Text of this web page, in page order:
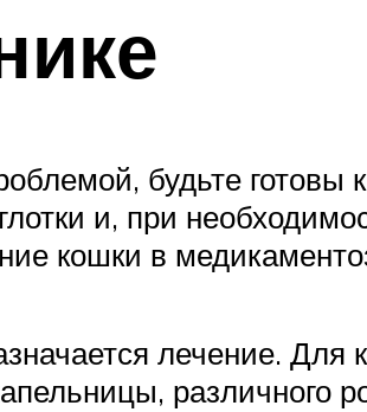
будьте готовы
и, при
кошки в
лечение. Для
различного